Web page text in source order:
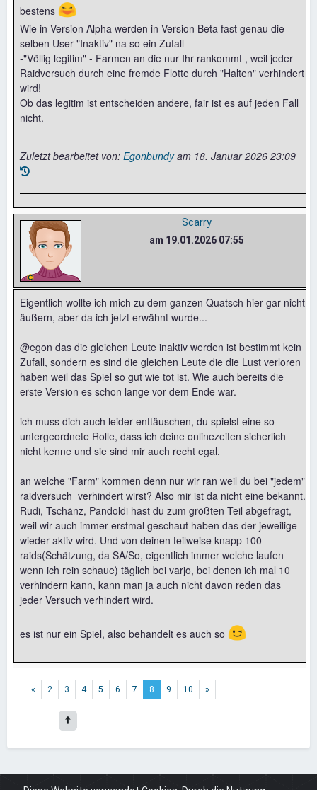
bestens 😆
Wie in Version Alpha werden in Version Beta fast genau die
selben User "Inaktiv" na so ein Zufall
-"Völlig legitim" - Farmen an die nur Ihr rankommt , weil jeder
Raidversuch durch eine fremde Flotte durch "Halten" verhindert
wird!
Ob das legitim ist entscheiden andere, fair ist es auf jeden Fall
nicht.
Zuletzt bearbeitet von: Egonbundyam 18. Januar 2026 23:09
Scarry
am 19.01.2026 07:55
Eigentlich wollte ich mich zu dem ganzen Quatsch hier gar nicht
äußern, aber da ich jetzt erwähnt wurde...
@egon das die gleichen Leute inaktiv werden ist bestimmt kein
Zufall, sondern es sind die gleichen Leute die die Lust verloren
haben weil das Spiel so gut wie tot ist. Wie auch bereits die
erste Version es schon lange vor dem Ende war.
ich muss dich auch leider enttäuschen, du spielst eine so
untergeordnete Rolle, dass ich deine onlinezeiten sicherlich
nicht kenne und sie sind mir auch recht egal.
an welche "Farm" kommen denn nur wir ran weil du bei "jedem"
raidversuch verhindert wirst? Also mir ist da nicht eine bekannt.
Rudi, Tschänz, Pandoldi hast du zum größten Teil abgefragt,
weil wir auch immer erstmal geschaut haben das der jeweilige
wieder aktiv wird. Und von deinen teilweise knapp 100
raids(Schätzung, da SA/So, eigentlich immer welche laufen
wenn ich rein schaue) täglich bei varjo, bei denen ich mal 10
verhindern kann, kann man ja auch nicht davon reden das
jeder Versuch verhindert wird.
es ist nur ein Spiel, also behandelt es auch so 😉
« 2 3 4 5 6 7 8 9 10 »